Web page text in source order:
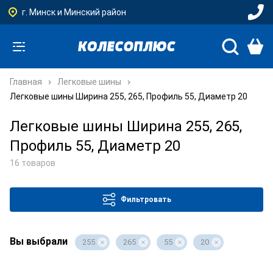
г. Минск и Минский район
Главная
Легковые шины
Легковые шины Ширина 255, 265, Профиль 55, Диаметр 20
Легковые шины Ширина 255, 265,
Профиль 55, Диаметр 20
16 товаров
Фильтровать
Вы выбрали 255 265 55 20